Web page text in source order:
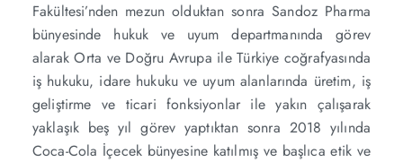
Fakültesi’nden mezun olduktan sonra Sandoz Pharma
bünyesinde hukuk ve uyum departmanında görev
alarak Orta ve Doğru Avrupa ile Türkiye coğrafyasında
iş hukuku, idare hukuku ve uyum alanlarında üretim, iş
geliştirme ve ticari fonksiyonlar ile yakın çalışarak
yaklaşık beş yıl görev yaptıktan sonra 2018 yılında
Coca-Cola İçecek bünyesine katılmış ve başlıca etik ve